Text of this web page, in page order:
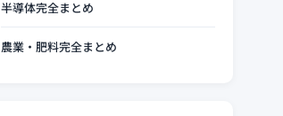
半導体完全まとめ
農業・肥料完全まとめ